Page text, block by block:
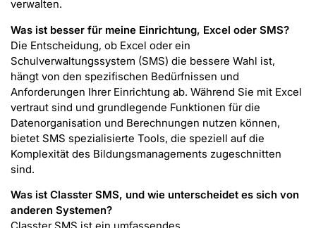
verwalten.
Was ist besser für meine Einrichtung, Excel oder SMS?
Die Entscheidung, ob Excel oder ein
Schulverwaltungssystem (SMS) die bessere Wahl ist,
hängt von den spezifischen Bedürfnissen und
Anforderungen Ihrer Einrichtung ab. Während Sie mit Excel
vertraut sind und grundlegende Funktionen für die
Datenorganisation und Berechnungen nutzen können,
bietet SMS spezialisierte Tools, die speziell auf die
Komplexität des Bildungsmanagements zugeschnitten
sind.
Was ist Classter SMS, und wie unterscheidet es sich von
anderen Systemen?